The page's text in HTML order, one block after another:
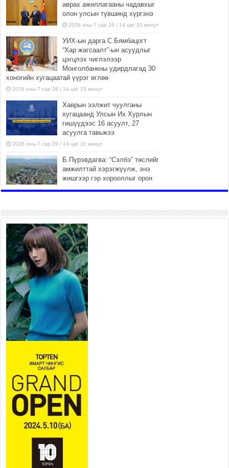
аврах ажиллагааны чадавхыг
олон улсын түвшинд хүргэнэ
2026 оны 7 сар 29 / 14 цаг 20 минут
УИХ-ын дарга С.Бямбацогт
“Хар жагсаалт”-ын асуудлыг
цэгцлэх чиглэлээр
Монголбанкны удирдлагад 30
хоногийн хугацаатай үүрэг өглөө
2026 оны 7 сар 29 / 14 цаг 15 минут
Хаврын ээлжит чуулганы
хугацаанд Улсын Их Хурлын
гишүүдээс 16 асуулт, 27
асуулга тавьжээ
2026 оны 7 сар 29 / 14 цаг 10 минут
Б.Пүрэвдагва: “Сэлбэ” төслийг
амжилттай хэрэгжүүлж, энэ
жишгээр гэр хорооллыг орон
Иргэд нийгмийн харилцаа,
хөдөлмөр эрхлэхэд
тулгамдаж буй асуудлаа УИХ-
ын гишүүнд уламжиллаа
2026 оны 7 сар 29 / 9 цаг 52 минут
“СМАРТ СЭЛБЭ СИТИ”-Г
ЗОРИЛТОТ БҮЛЭГТ ХҮРГЭХ
ХҮРЭЭНД МКВ-ИЙН ҮНИЙГ
БУУЛГАХ ҮҮРЭГ ӨГӨВ
2026 оны 7 сар 28 / 16 цаг 47 минут
Эдийн засгийн эрх чөлөөний тухай хуулийн үр
дүнд хөрөнгө оруулалтын таатай орчин бүрдэнэ
Нийгмийн чиглэлийн төслүүдийн санхүүжилтэд
хийгдэж буй шалгалтын улмаас сургуулийн
бүтээн байгуулалтын төслийн ашиглалтад орох
хугацаа хойшилж байна
2026 оны 7 сар 28 / 14 цаг 33 минут
Хан-Уул дүүргийн 4 дүгээр хороонд баригдсан
960 хүүхдийн хүчин чадалтай сургуулийн
2026 оны 7 сар 28 / 14 цаг 29 минут
Жил бүр ярьдаг, жил бүр давтагддаг 10 асуудал